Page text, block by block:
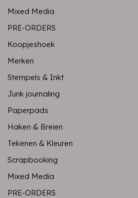
Mixed Media
PRE-ORDERS
Koopjeshoek
Merken
Stempels & Inkt
Junk journaling
Paperpads
Haken & Breien
Tekenen & Kleuren
Scrapbooking
Mixed Media
PRE-ORDERS